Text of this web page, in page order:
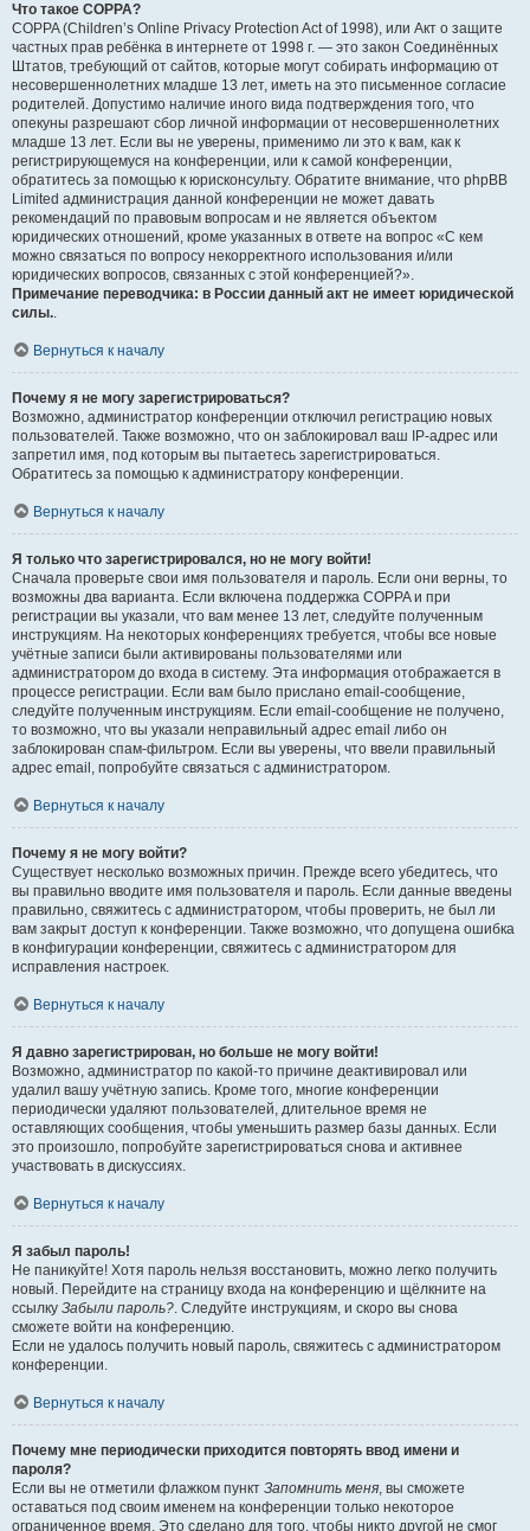
Что такое COPPA?
COPPA (Children’s Online Privacy Protection Act of 1998), или Акт о защите
частных прав ребёнка в интернете от 1998 г. — это закон Соединённых
Штатов, требующий от сайтов, которые могут собирать информацию от
несовершеннолетних младше 13 лет, иметь на это письменное согласие
родителей. Допустимо наличие иного вида подтверждения того, что
опекуны разрешают сбор личной информации от несовершеннолетних
младше 13 лет. Если вы не уверены, применимо ли это к вам, как к
регистрирующемуся на конференции, или к самой конференции,
обратитесь за помощью к юрисконсульту. Обратите внимание, что phpBB
Limited администрация данной конференции не может давать
рекомендаций по правовым вопросам и не является объектом
юридических отношений, кроме указанных в ответе на вопрос «С кем
можно связаться по вопросу некорректного использования и/или
юридических вопросов, связанных с этой конференцией?».
Примечание переводчика: в России данный акт не имеет юридической
силы..
Вернуться к началу
Почему я не могу зарегистрироваться?
Возможно, администратор конференции отключил регистрацию новых
пользователей. Также возможно, что он заблокировал ваш IP-адрес или
запретил имя, под которым вы пытаетесь зарегистрироваться.
Обратитесь за помощью к администратору конференции.
Вернуться к началу
Я только что зарегистрировался, но не могу войти!
Сначала проверьте свои имя пользователя и пароль. Если они верны, то
возможны два варианта. Если включена поддержка COPPA и при
регистрации вы указали, что вам менее 13 лет, следуйте полученным
инструкциям. На некоторых конференциях требуется, чтобы все новые
учётные записи были активированы пользователями или
администратором до входа в систему. Эта информация отображается в
процессе регистрации. Если вам было прислано email-сообщение,
следуйте полученным инструкциям. Если email-сообщение не получено,
то возможно, что вы указали неправильный адрес email либо он
заблокирован спам-фильтром. Если вы уверены, что ввели правильный
адрес email, попробуйте связаться с администратором.
Вернуться к началу
Почему я не могу войти?
Существует несколько возможных причин. Прежде всего убедитесь, что
вы правильно вводите имя пользователя и пароль. Если данные введены
правильно, свяжитесь с администратором, чтобы проверить, не был ли
вам закрыт доступ к конференции. Также возможно, что допущена ошибка
в конфигурации конференции, свяжитесь с администратором для
исправления настроек.
Вернуться к началу
Я давно зарегистрирован, но больше не могу войти!
Возможно, администратор по какой-то причине деактивировал или
удалил вашу учётную запись. Кроме того, многие конференции
периодически удаляют пользователей, длительное время не
оставляющих сообщения, чтобы уменьшить размер базы данных. Если
это произошло, попробуйте зарегистрироваться снова и активнее
участвовать в дискуссиях.
Вернуться к началу
Я забыл пароль!
Не паникуйте! Хотя пароль нельзя восстановить, можно легко получить
новый. Перейдите на страницу входа на конференцию и щёлкните на
ссылку Забыли пароль?. Следуйте инструкциям, и скоро вы снова
сможете войти на конференцию.
Если не удалось получить новый пароль, свяжитесь с администратором
конференции.
Вернуться к началу
Почему мне периодически приходится повторять ввод имени и
пароля?
Если вы не отметили флажком пункт Запомнить меня, вы сможете
оставаться под своим именем на конференции только некоторое
ограниченное время. Это сделано для того, чтобы никто другой не смог